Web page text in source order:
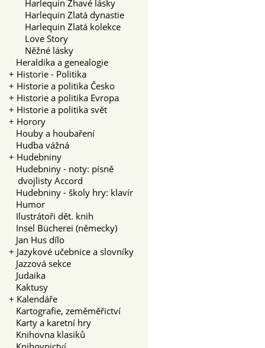
Harlequin Žhavé lásky
Harlequin Zlatá dynastie
Harlequin Zlatá kolekce
Love Story
Něžné lásky
Heraldika a genealogie
+ Historie - Politika
+ Historie a politika Česko
+ Historie a politika Evropa
+ Historie a politika svět
+ Horory
Houby a houbaření
Hudba vážná
+ Hudebniny
Hudebniny - noty: písně
dvojlisty Accord
Hudebniny - školy hry: klavír
Humor
Ilustrátoři dět. knih
Insel Bücherei (německy)
Jan Hus dílo
+ Jazykové učebnice a slovníky
Jazzová sekce
Judaika
Kaktusy
+ Kalendáře
Kartografie, zeměměřictví
Karty a karetní hry
Knihovna klasiků